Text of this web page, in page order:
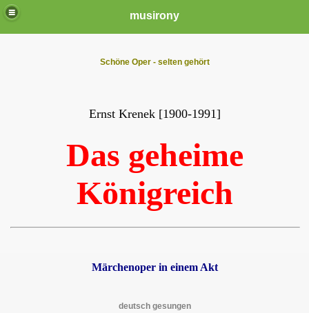
musirony
Schöne Oper - selten gehört
Ernst Krenek [1900-1991]
Das geheime
Königreich
Märchenoper in einem Akt
deutsch gesungen